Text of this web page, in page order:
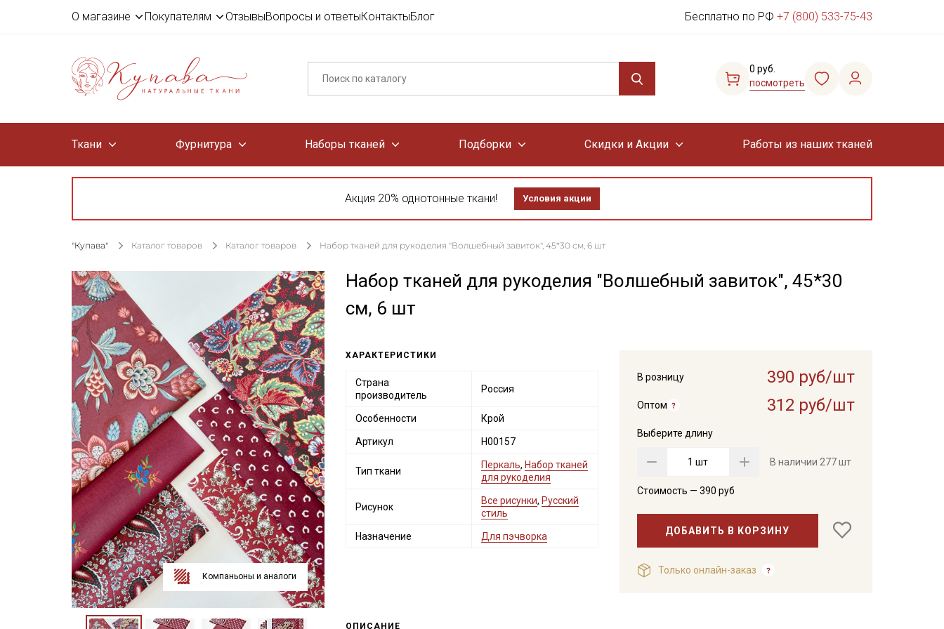
О магазине Покупателям ОтзывыВопросы и ответыКонтактыБлог Бесплатно по РФ +7 (800) 533-75-43
0 руб.
посмотреть
Ткани Фурнитура Наборы тканей Подборки Скидки и Акции Работы из наших тканей
Акция 20% однотонные ткани! Условия акции
"Купава" Каталог товаров Каталог товаров Набор тканей для рукоделия "Волшебный завиток", 45*30 см, 6 шт
Компаньоны и аналоги
Набор тканей для рукоделия "Волшебный завиток", 45*30
см, 6 шт
В розницу 390 руб/шт
Оптом 312 руб/шт
Выберите длину
шт В наличии 277 шт
Стоимость — 390 руб
ДОБАВИТЬ В КОРЗИНУ
Только онлайн-заказ
ХАРАКТЕРИСТИКИ
Страна
производитель
Россия
Особенности Крой
Артикул Н00157
Тип ткани
Перкаль, Набор тканей
для рукоделия
Рисунок
Все рисунки, Русский
стиль
Назначение Для пэчворка
ОПИСАНИЕ